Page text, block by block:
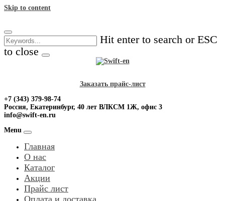
Skip to content
Hit enter to search or ESC
to close
Заказать прайс-лист
+7 (343) 379-98-74
Россия, Екатеринбург, 40 лет ВЛКСМ 1Ж, офис 3
info@swift-en.ru
Menu
Главная
О нас
Каталог
Акции
Прайс лист
Оплата и доставка